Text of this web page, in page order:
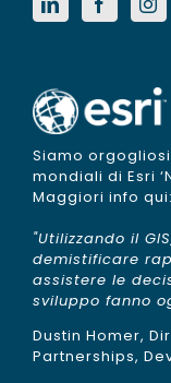
Siamo
mondiali di Esri
Maggiori info qui:
"Utilizzando il
demistificare
assistere le
sviluppo fanno
Dustin Homer,
Partnerships,